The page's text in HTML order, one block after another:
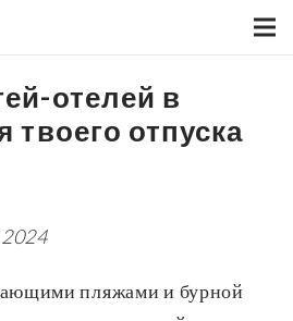
отелей в
твоего отпуска
пляжами и бурной